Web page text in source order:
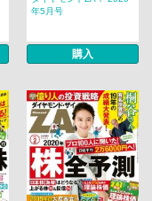
年5月号
購入